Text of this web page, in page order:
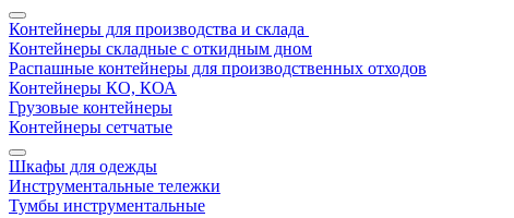
Контейнеры для производства и склада
Контейнеры складные с откидным дном
Распашные контейнеры для производственных отходов
Контейнеры КО, КОА
Грузовые контейнеры
Контейнеры сетчатые
Шкафы для одежды
Инструментальные тележки
Тумбы инструментальные